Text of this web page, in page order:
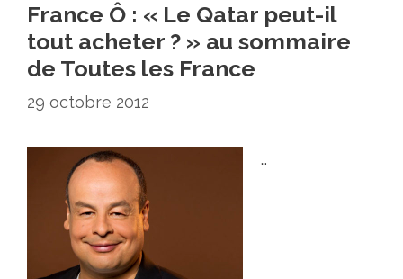
France Ô : « Le Qatar peut-il
tout acheter ? » au sommaire
de Toutes les France
29 octobre 2012
…